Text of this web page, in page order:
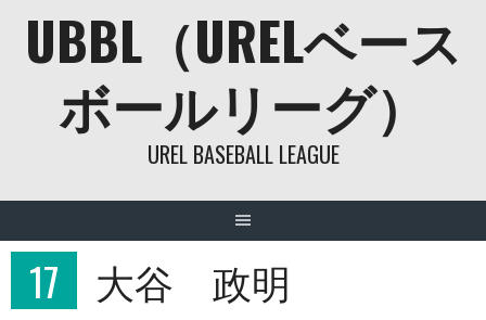
UBBL（URELベース
ボールリーグ）
UREL BASEBALL LEAGUE
17 大谷 政明